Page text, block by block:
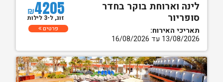
לינה וארוחת בוקר בחדר
סופריור
תאריכי האירוח:
13/08/2026 עד 16/08/2026
₪4205
זוג, ל-3 לילות
פרטים